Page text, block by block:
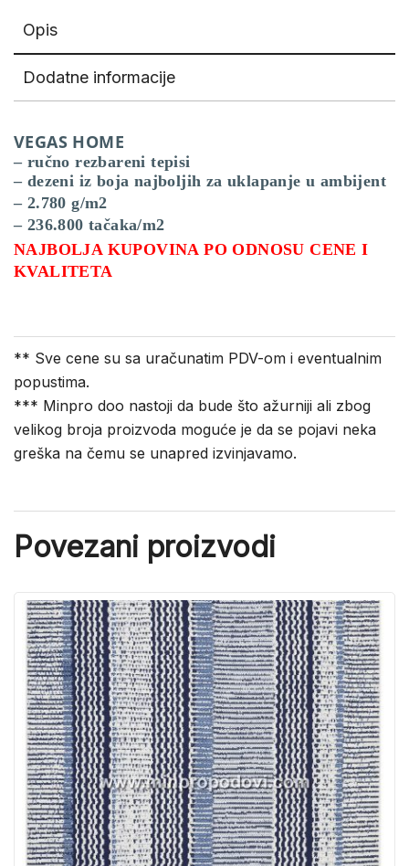
Opis
Dodatne informacije
VEGAS HOME
– ručno rezbareni tepisi
– dezeni iz boja najboljih za uklapanje u ambijent
– 2.780 g/m2
– 236.800 tačaka/m2
NAJBOLJA KUPOVINA PO ODNOSU CENE I
KVALITETA
** Sve cene su sa uračunatim PDV-om i eventualnim
popustima.
*** Minpro doo nastoji da bude što ažurniji ali zbog
velikog broja proizvoda moguće je da se pojavi neka
greška na čemu se unapred izvinjavamo.
Povezani proizvodi